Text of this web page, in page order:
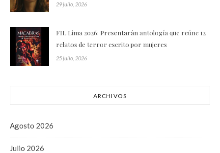
29 julio, 2026
FIL Lima 2026: Presentarán antología que reúne 12
relatos de terror escrito por mujeres
25 julio, 2026
ARCHIVOS
Agosto 2026
Julio 2026